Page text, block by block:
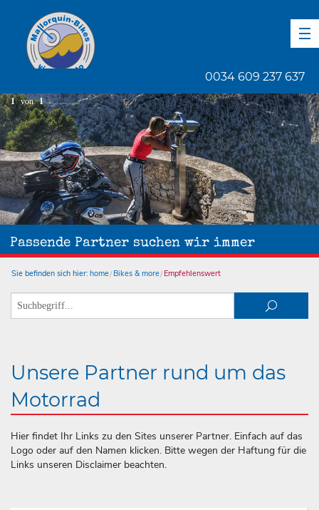
0034 609 237 637
Passende Partner suchen wir immer
1 von 1
Sie befinden sich hier: home Bikes & more Empfehlenswert
Unsere Partner rund um das
Motorrad
Hier findet Ihr Links zu den Sites unserer Partner. Einfach auf das
Logo oder auf den Namen klicken. Bitte wegen der Haftung für die
Links unseren Disclaimer beachten.